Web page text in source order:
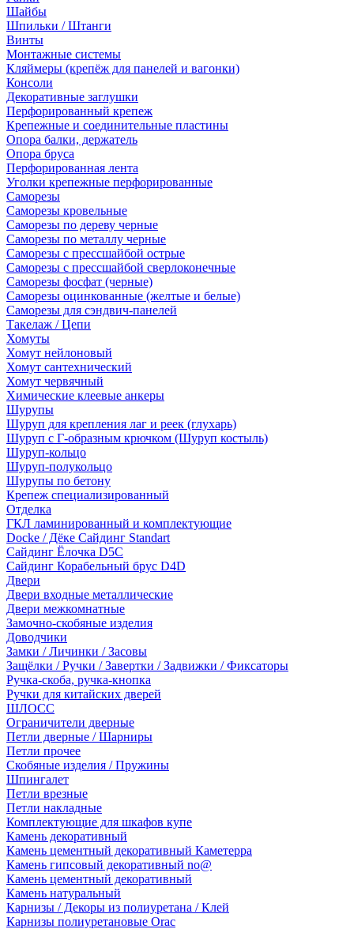
Шайбы
Шпильки / Штанги
Винты
Монтажные системы
Кляймеры (крепёж для панелей и вагонки)
Консоли
Декоративные заглушки
Перфорированный крепеж
Крепежные и соединительные пластины
Опора балки, держатель
Опора бруса
Перфорированная лента
Уголки крепежные перфорированные
Саморезы
Саморезы кровельные
Саморезы по дереву черные
Саморезы по металлу черные
Саморезы с прессшайбой острые
Саморезы с прессшайбой сверлоконечные
Саморезы фосфат (черные)
Саморезы оцинкованные (желтые и белые)
Саморезы для сэндвич-панелей
Такелаж / Цепи
Хомуты
Хомут нейлоновый
Хомут сантехнический
Хомут червячный
Химические клеевые анкеры
Шурупы
Шуруп для крепления лаг и реек (глухарь)
Шуруп с Г-образным крючком (Шуруп костыль)
Шуруп-кольцо
Шуруп-полукольцо
Шурупы по бетону
Крепеж специализированный
Отделка
ГКЛ ламинированный и комплектующие
Docke / Дёке Сайдинг Standart
Сайдинг Ёлочка D5C
Сайдинг Корабельный брус D4D
Двери
Двери входные металлические
Двери межкомнатные
Замочно-скобяные изделия
Доводчики
Замки / Личинки / Засовы
Защёлки / Ручки / Завертки / Задвижки / Фиксаторы
Ручка-скоба, ручка-кнопка
Ручки для китайских дверей
ШЛОСС
Ограничители дверные
Петли дверные / Шарниры
Петли прочее
Скобяные изделия / Пружины
Шпингалет
Петли врезные
Петли накладные
Комплектующие для шкафов купе
Камень декоративный
Камень цементный декоративный Каметерра
Камень гипсовый декоративный no@
Камень цементный декоративный
Камень натуральный
Карнизы / Декоры из полиуретана / Клей
Карнизы полиуретановые Orac